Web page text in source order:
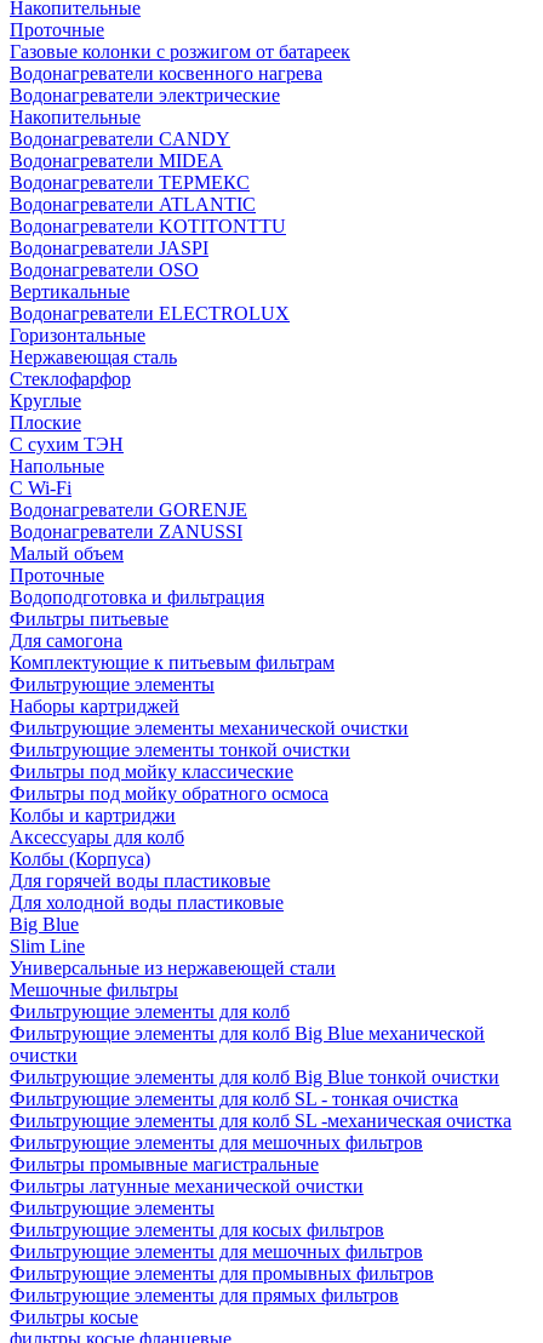
Накопительные
Проточные
Газовые колонки с розжигом от батареек
Водонагреватели косвенного нагрева
Водонагреватели электрические
Накопительные
Водонагреватели CANDY
Водонагреватели MIDEA
Водонагреватели ТЕРМЕКС
Водонагреватели ATLANTIC
Водонагреватели KOTITONTTU
Водонагреватели JASPI
Водонагреватели OSO
Вертикальные
Водонагреватели ELECTROLUX
Горизонтальные
Нержавеющая сталь
Стеклофарфор
Круглые
Плоские
С сухим ТЭН
Напольные
С Wi-Fi
Водонагреватели GORENJE
Водонагреватели ZANUSSI
Малый объем
Проточные
Водоподготовка и фильтрация
Фильтры питьевые
Для самогона
Комплектующие к питьевым фильтрам
Фильтрующие элементы
Наборы картриджей
Фильтрующие элементы механической очистки
Фильтрующие элементы тонкой очистки
Фильтры под мойку классические
Фильтры под мойку обратного осмоса
Колбы и картриджи
Аксессуары для колб
Колбы (Корпуса)
Для горячей воды пластиковые
Для холодной воды пластиковые
Big Blue
Slim Line
Универсальные из нержавеющей стали
Мешочные фильтры
Фильтрующие элементы для колб
Фильтрующие элементы для колб Big Blue механической
очистки
Фильтрующие элементы для колб Big Blue тонкой очистки
Фильтрующие элементы для колб SL - тонкая очистка
Фильтрующие элементы для колб SL -механическая очистка
Фильтрующие элементы для мешочных фильтров
Фильтры промывные магистральные
Фильтры латунные механической очистки
Фильтрующие элементы
Фильтрующие элементы для косых фильтров
Фильтрующие элементы для мешочных фильтров
Фильтрующие элементы для промывных фильтров
Фильтрующие элементы для прямых фильтров
Фильтры косые
фильтры косые фланцевые